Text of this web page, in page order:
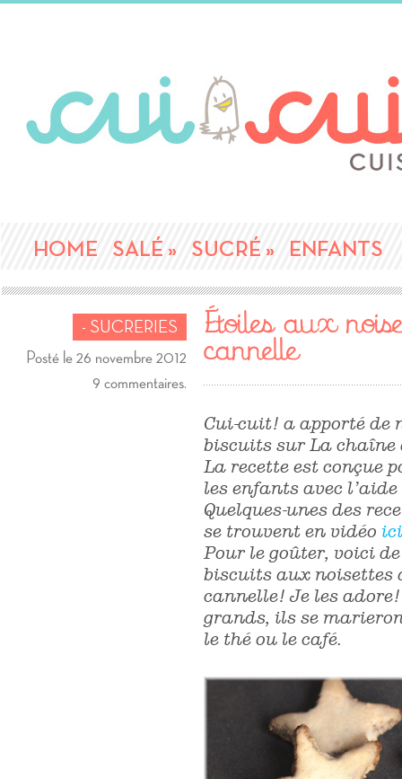
HOME SALÉ » SUCRÉ » ENFANTS
- SUCRERIES
Posté le 26 novembre 2012
9 commentaires.
Étoiles aux
cannelle
Cui-cuit! a apporté de
biscuits sur La chaîne
La recette est conçue
les enfants avec
Quelques-unes des
se trouvent en vidéo ici
Pour le goûter, voici
biscuits aux noisettes
cannelle! Je les
grands, ils se
le thé ou le café.